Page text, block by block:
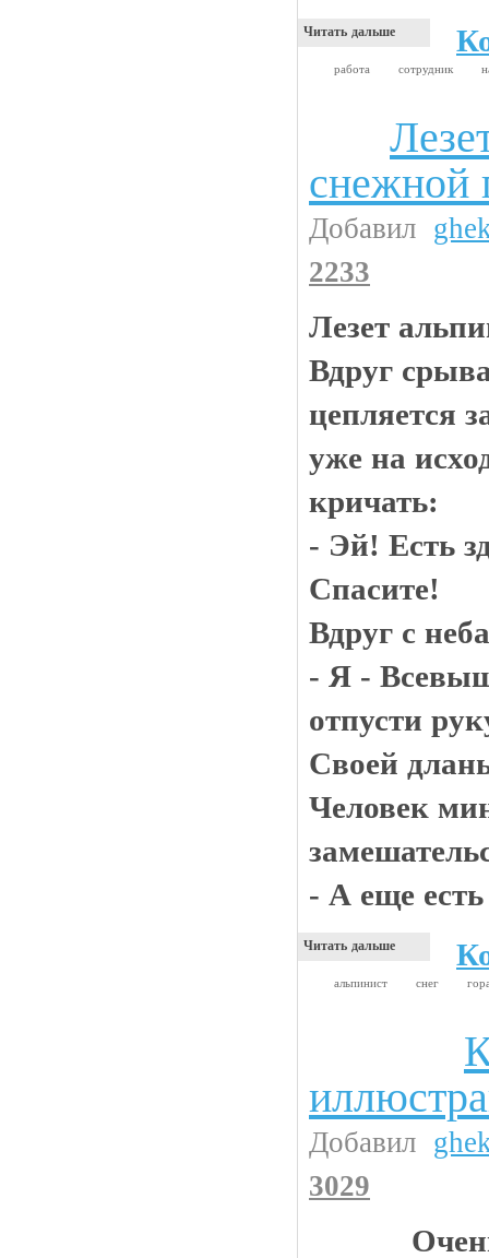
Читать дальше
работа сотрудник
снежной
Добавил
2233
Лезет
Вдруг
цепляется
уже на
кричать:
- Эй! Есть
Спасите!
Вдруг с
- Я -
отпусти
Своей
Человек
- А еще
Читать дальше
альпинист снег
Добавил
3029